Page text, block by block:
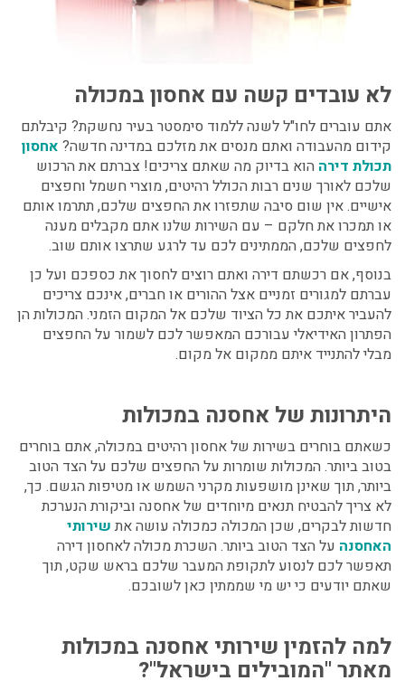
לא עובדים קשה עם אחסון במכולה
אתם עוברים לחו"ל לשנה ללמוד סימסטר בעיר נחשקת? קיבלתם
קידום מהעבודה ואתם מנסים את מזלכם במדינה חדשה? אחסון
תכולת דירה הוא בדיוק מה שאתם צריכים! צברתם את הרכוש
שלכם לאורך שנים רבות הכולל רהיטים, מוצרי חשמל וחפצים
אישיים. אין שום סיבה שתפזרו את החפצים שלכם, תתרמו אותם
או תמכרו את חלקם – עם השירות שלנו אתם מקבלים מענה
לחפצים שלכם, הממתינים לכם עד לרגע שתרצו אותם שוב.
בנוסף, אם רכשתם דירה ואתם רוצים לחסוך את כספכם ועל כן
עברתם למגורים זמניים אצל ההורים או חברים, אינכם צריכים
להעביר איתכם את כל הציוד שלכם אל המקום הזמני. המכולות הן
הפתרון האידיאלי עבורכם המאפשר לכם לשמור על החפצים
מבלי להתנייד איתם ממקום אל מקום.
היתרונות של אחסנה במכולות
כשאתם בוחרים בשירות של אחסון רהיטים במכולה, אתם בוחרים
בטוב ביותר. המכולות שומרות על החפצים שלכם על הצד הטוב
ביותר, תוך שאינן מושפעות מקרני השמש או מטיפות הגשם. כך,
לא צריך להבטיח תנאים מיוחדים של אחסנה וביקורת הנערכת
חדשות לבקרים, שכן המכולה כמכולה עושה את שירותי
האחסנה על הצד הטוב ביותר. השכרת מכולה לאחסון דירה
תאפשר לכם לנסוע לתקופת המעבר שלכם בראש שקט, תוך
שאתם יודעים כי יש מי שממתין כאן לשובכם.
למה להזמין שירותי אחסנה במכולות
מאתר "המובילים בישראל"?